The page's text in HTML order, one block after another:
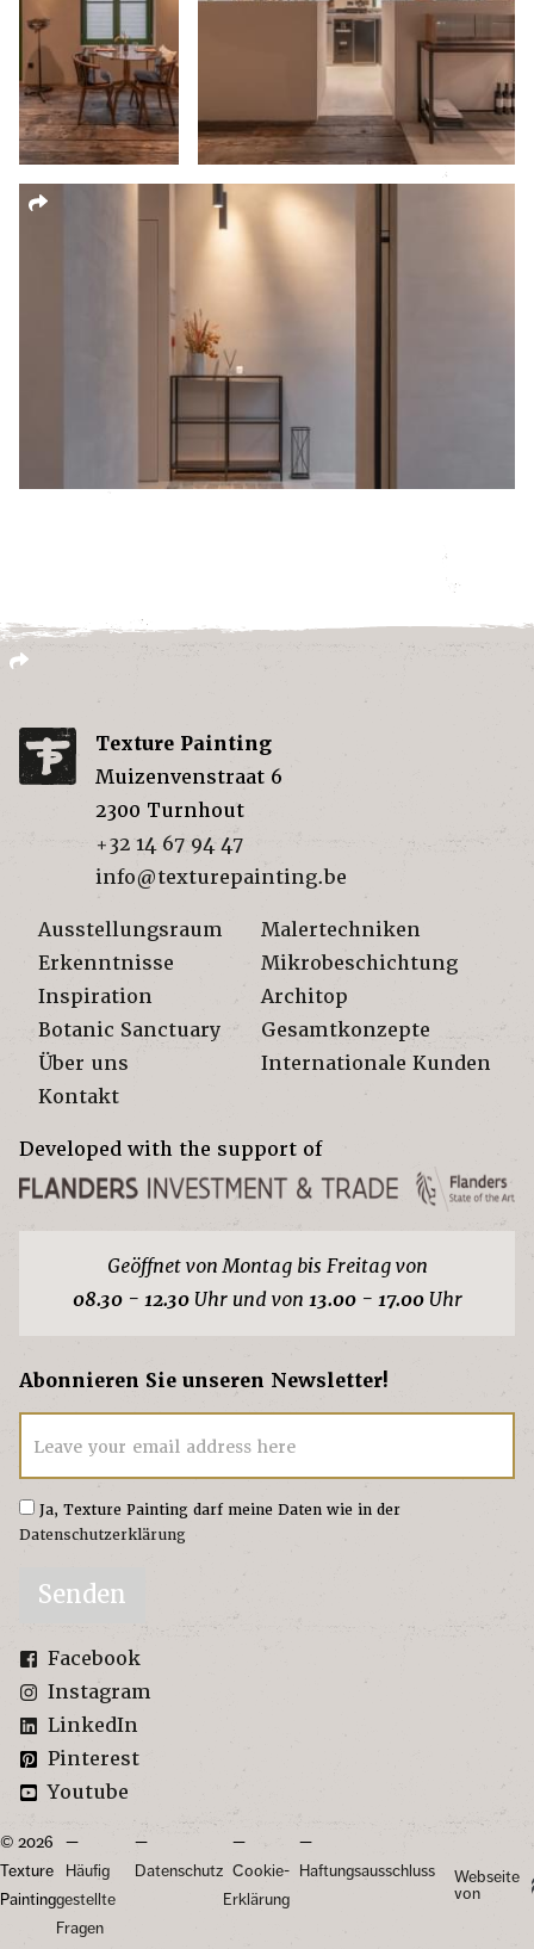
Texture Painting
Muizenvenstraat 6
2300 Turnhout
+32 14 67 94 47
info@texturepainting.be
Ausstellungsraum
Erkenntnisse
Inspiration
Botanic Sanctuary
Über uns
Kontakt
Malertechniken
Mikrobeschichtung
Architop
Gesamtkonzepte
Internationale Kunden
Developed with the support of
Geöffnet von Montag bis Freitag von
08.30 - 12.30Uhr und von 13.00 - 17.00Uhr
Abonnieren Sie unseren Newsletter!
Leave your email address here
Ja, Texture Painting darf meine Daten wie in der
Datenschutzerklärung
Senden
Facebook
Instagram
LinkedIn
Pinterest
Youtube
© 2026
Texture
Painting
Häufig
gestellte
Fragen
Datenschutz Cookie-
Erklärung
Haftungsausschluss
Webseite
von